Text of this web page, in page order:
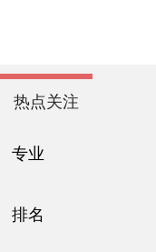
热点关注
专业
排名